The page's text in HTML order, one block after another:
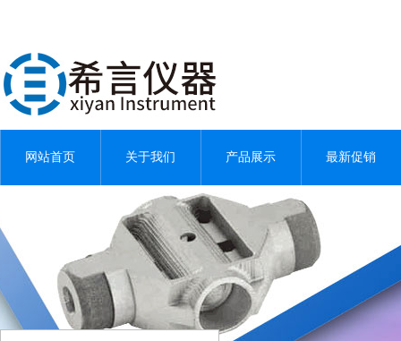
网站首页 关于我们 产品展示 最新促销